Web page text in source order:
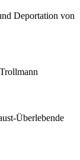
Deportation von
Überlebende